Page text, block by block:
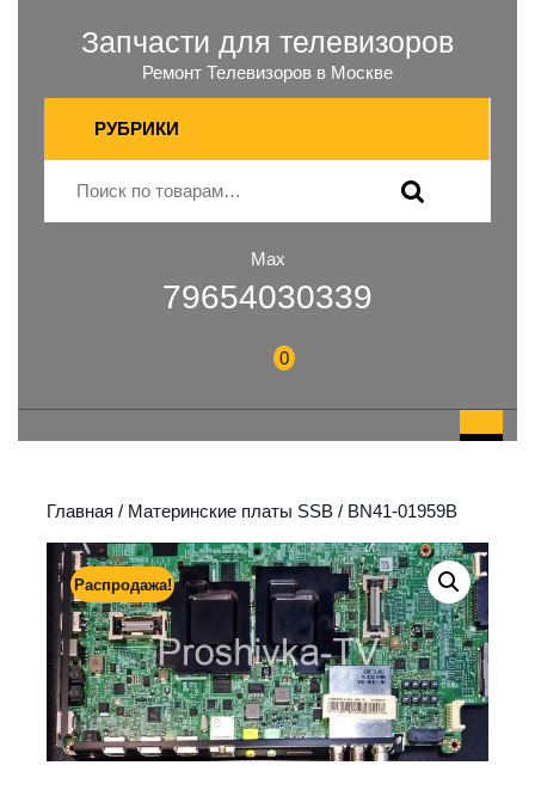
Запчасти для телевизоров
Ремонт Телевизоров в Москве
РУБРИКИ
Max
79654030339
0
Главная / Материнские платы SSB / BN41-01959B
Распродажа!